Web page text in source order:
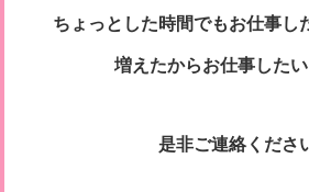
ちょっとした時間でもお仕事し
増えたからお仕事した
是非ご連絡くださ